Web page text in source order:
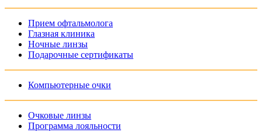
Прием офтальмолога
Глазная клиника
Ночные линзы
Подарочные сертификаты
Компьютерные очки
Очковые линзы
Программа лояльности